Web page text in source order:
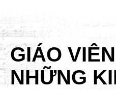
GIÁO
NHỮNG